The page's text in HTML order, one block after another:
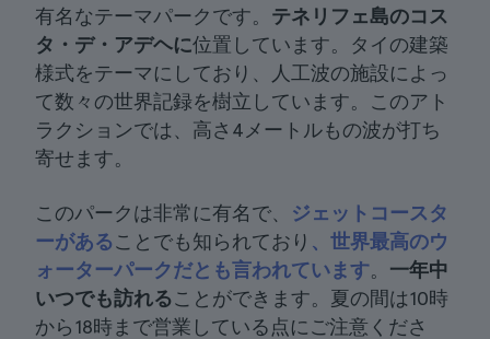
有名なテーマパークです。 テネリフェ島のコス
タ・デ・アデヘに位置しています。タイの建築
様式をテーマにしており、人工波の施設によっ
て数々の世界記録を樹立しています。このアト
ラクションでは、高さ4メートルもの波が打ち
寄せます。
このパークは非常に有名で、 ジェットコースタ
ーがあることでも知られており 、世界最高のウ
ォーターパークだとも言われています。 一年中
いつでも訪れることができます。夏の間は10時
から18時まで営業している点にご注意くださ